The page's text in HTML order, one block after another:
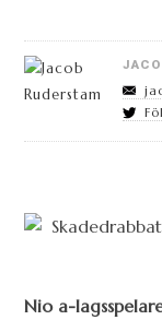
Nio a-